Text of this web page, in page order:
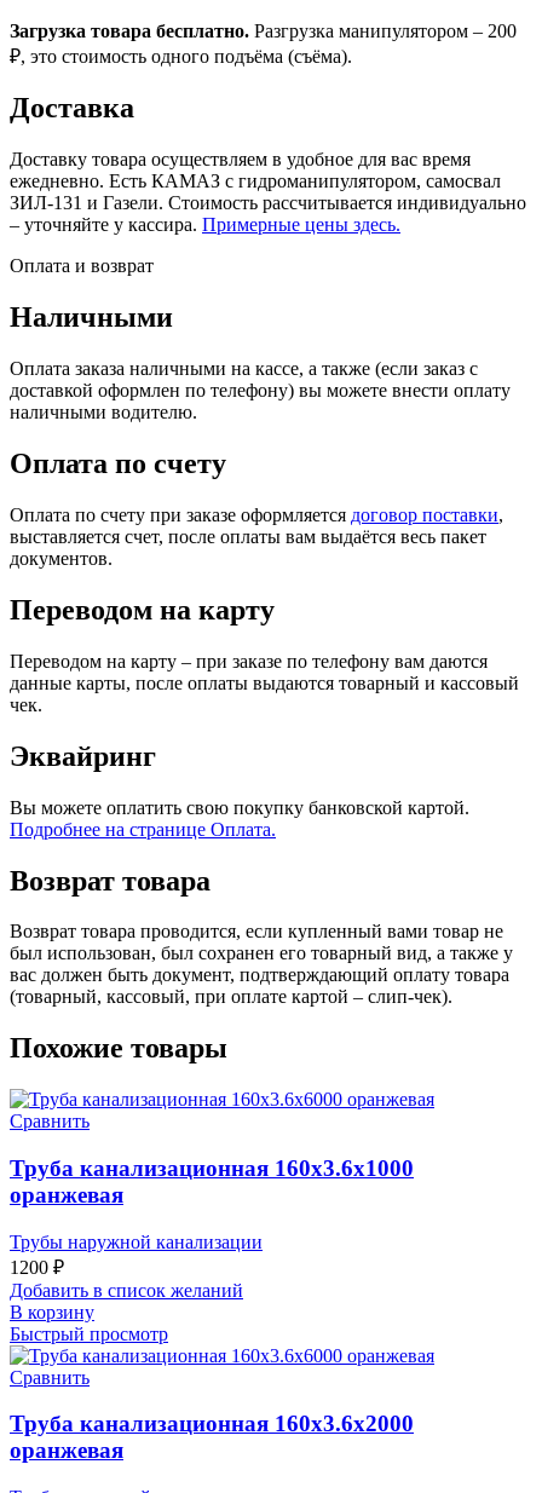
Загрузка товара бесплатно. Разгрузка манипулятором – 200
₽, это стоимость одного подъёма (съёма).
Доставка
Доставку товара осуществляем в удобное для вас время
ежедневно. Есть КАМАЗ с гидроманипулятором, самосвал
ЗИЛ-131 и Газели. Стоимость рассчитывается индивидуально
– уточняйте у кассира. Примерные цены здесь.
Оплата и возврат
Наличными
Оплата заказа наличными на кассе, а также (если заказ с
доставкой оформлен по телефону) вы можете внести оплату
наличными водителю.
Оплата по счету
Оплата по счету при заказе оформляется договор поставки,
выставляется счет, после оплаты вам выдаётся весь пакет
документов.
Переводом на карту
Переводом на карту – при заказе по телефону вам даются
данные карты, после оплаты выдаются товарный и кассовый
чек.
Эквайринг
Вы можете оплатить свою покупку банковской картой.
Подробнее на странице Оплата.
Возврат товара
Возврат товара проводится, если купленный вами товар не
был использован, был сохранен его товарный вид, а также у
вас должен быть документ, подтверждающий оплату товара
(товарный, кассовый, при оплате картой – слип-чек).
Похожие товары
Сравнить
Труба канализационная 160х3.6х1000
оранжевая
Трубы наружной канализации
1200 ₽
Добавить в список желаний
В корзину
Быстрый просмотр
Сравнить
Труба канализационная 160х3.6х2000
оранжевая